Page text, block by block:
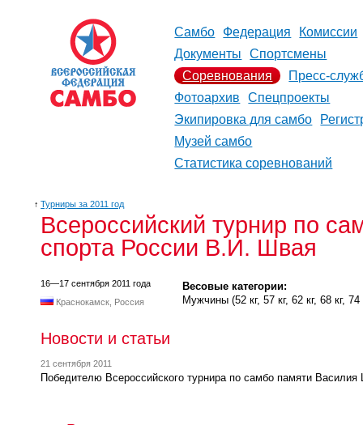
Самбо Федерация
Комиссии
Документы
Спортсмены
Соревнования
Пресс-
Фотоархив
Спецпроекты
Экипировка для самбо
Музей самбо
Статистика соревнований
↑ Турниры за 2011 год
Всероссийский турнир по
спорта России В.И. Швая
16—17 сентября 2011 года
Краснокамск, Россия
Весовые категории:
Мужчины (52 кг, 57 кг, 62 кг, 68 кг, 74
Новости и статьи
21 сентября 2011
Победителю Всероссийского турнира по самбо памяти